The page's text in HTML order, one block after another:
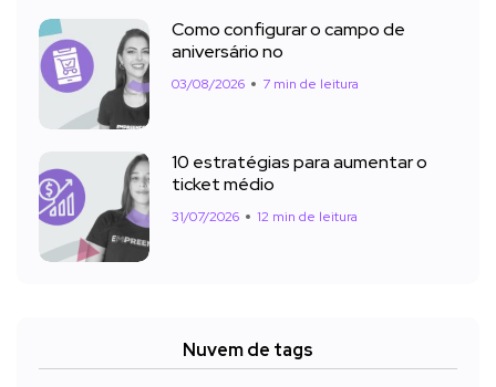
Como configurar o campo de
aniversário no
03/08/2026 7 min de leitura
10 estratégias para aumentar o
ticket médio
31/07/2026 12 min de leitura
Nuvem de tags